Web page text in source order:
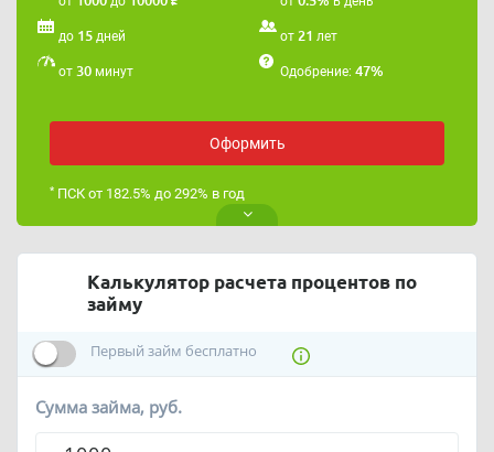
до 15 дней от 21 лет
от 30 минут Одобрение: 47%
Оформить
*ПСК от 182.5% до 292% в год
Калькулятор расчета процентов по
займу
Первый займ бесплатно
Сумма займа, руб.